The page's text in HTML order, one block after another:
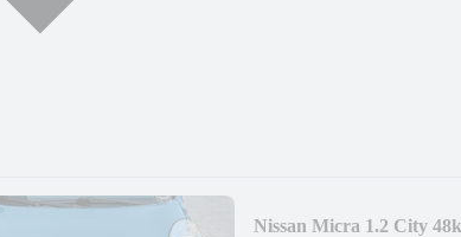
Nissan Micra 1.2 City